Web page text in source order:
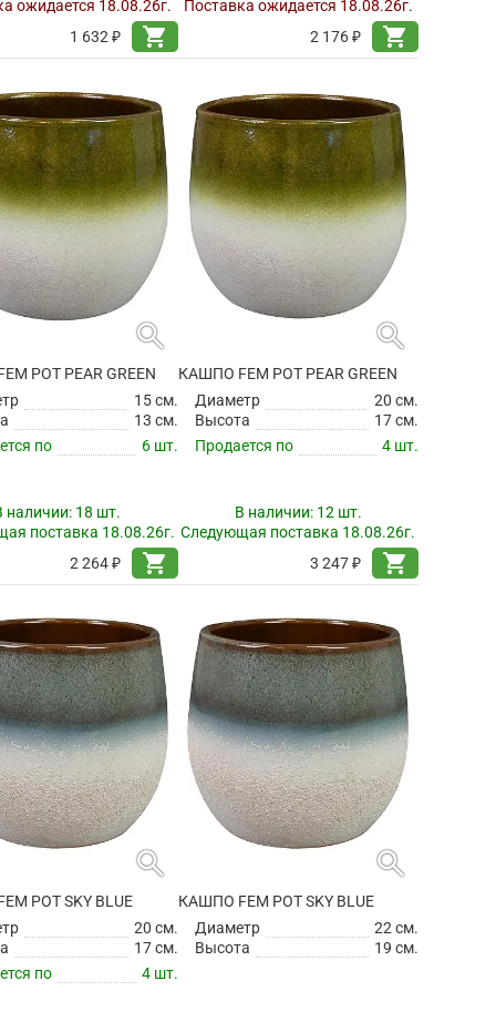
ожидается 18.08.26г.
1 632 ₽
shopping_cart
Поставка ожидается 18.08.26г.
2 176 ₽
shopping_cart
search
POT PEAR GREEN
15 см.
13 см.
по
6 шт.
наличии: 18 шт.
поставка 18.08.26г.
2 264 ₽
shopping_cart
search
КАШПО FEM POT PEAR GREEN
Диаметр
20 см.
Высота
17 см.
Продается по
4 шт.
В наличии: 12 шт.
Следующая поставка 18.08.26г.
3 247 ₽
shopping_cart
search
POT SKY BLUE
20 см.
17 см.
по
4 шт.
search
КАШПО FEM POT SKY BLUE
Диаметр
22 см.
Высота
19 см.